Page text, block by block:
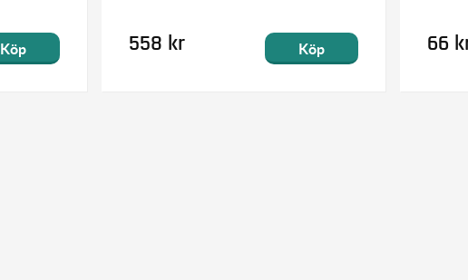
Köp 558 kr Köp 66